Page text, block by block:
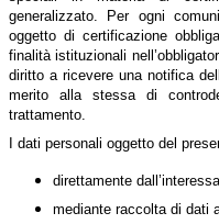
generalizzato. Per ogni
oggetto di certificazione
finalità istituzionali
diritto a ricevere una notifica
merito alla stessa di
trattamento.
I dati personali oggetto del
direttamente
mediante raccolta di dati